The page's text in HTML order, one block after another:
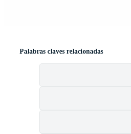
Palabras claves relacionadas